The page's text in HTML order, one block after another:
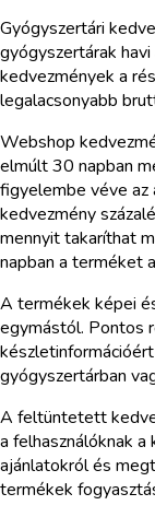
Gyógyszertári
gyógyszertárak havi
kedvezmények a
legalacsonyabb
Webshop
elmúlt 30 napban
figyelembe véve az
kedvezmény
mennyit takaríthat
napban a terméket
A termékek képei
egymástól. Pontos
gyógyszertárban
A feltüntetett
a felhasználóknak
ajánlatokról és
termékek